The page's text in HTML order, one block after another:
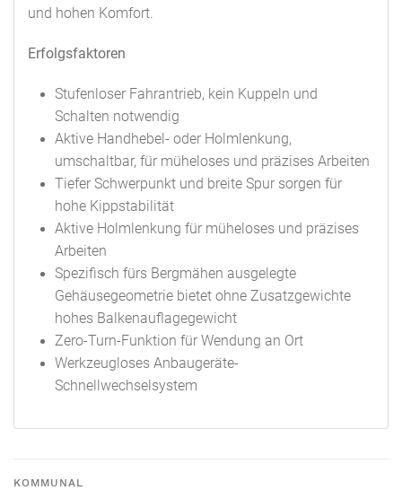
und hohen Komfort.
Erfolgsfaktoren
Stufenloser Fahrantrieb, kein Kuppeln und
Schalten notwendig
Aktive Handhebel- oder Holmlenkung,
umschaltbar, für müheloses und präzises Arbeiten
Tiefer Schwerpunkt und breite Spur sorgen für
hohe Kippstabilität
Aktive Holmlenkung für müheloses und präzises
Arbeiten
Spezifisch fürs Bergmähen ausgelegte
Gehäusegeometrie bietet ohne Zusatzgewichte
hohes Balkenauflagegewicht
Zero-Turn-Funktion für Wendung an Ort
Werkzeugloses Anbaugeräte-
Schnellwechselsystem
KOMMUNAL